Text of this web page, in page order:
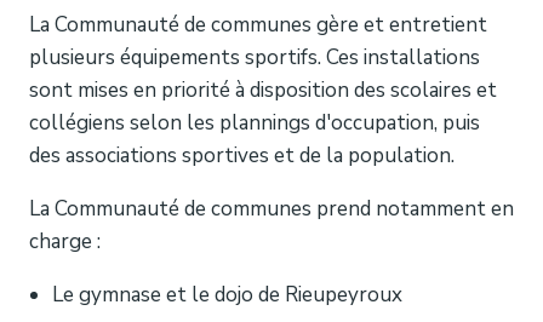
La Communauté de communes gère et entretient
plusieurs équipements sportifs. Ces installations
sont mises en priorité à disposition des scolaires et
collégiens selon les plannings d'occupation, puis
des associations sportives et de la population.
La Communauté de communes prend notamment en
charge :
Le gymnase et le dojo de Rieupeyroux